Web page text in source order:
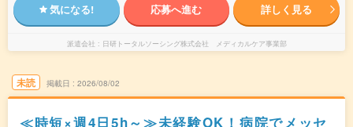
気になる! 応募へ進む 詳しく見る
派遣会社 日研トータルソーシング株式会社 メディカルケア事業部
未読 掲載日 2026/08/02
≪時短×週4日5h～≫未経験OK！病院でメッセ